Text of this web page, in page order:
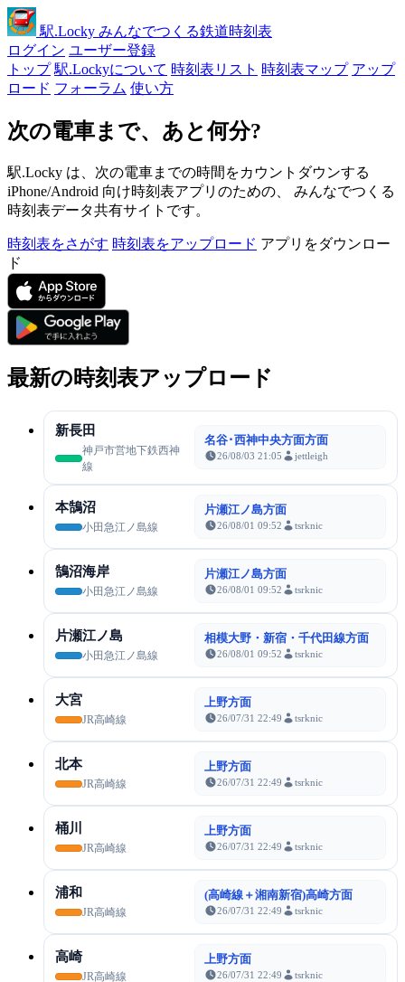
駅.Locky みんなでつくる鉄道時刻表
ログイン ユーザー登録
トップ 駅.Lockyについて 時刻表リスト 時刻表マップ アップ
ロード フォーラム 使い方
次の電車まで、あと何分?
駅.Locky は、次の電車までの時間をカウントダウンする
iPhone/Android 向け時刻表アプリのための、 みんなでつくる
時刻表データ共有サイトです。
時刻表をさがす 時刻表をアップロード アプリをダウンロー
ド
最新の時刻表アップロード
新長田
神戸市営地下鉄西神
線
名谷･西神中央方面方面
26/08/03 21:05 jettleigh
本鵠沼
小田急江ノ島線
片瀬江ノ島方面
26/08/01 09:52 tsrknic
鵠沼海岸
小田急江ノ島線
片瀬江ノ島方面
26/08/01 09:52 tsrknic
片瀬江ノ島
小田急江ノ島線
相模大野・新宿・千代田線方面
26/08/01 09:52 tsrknic
大宮
JR高崎線
上野方面
26/07/31 22:49 tsrknic
北本
JR高崎線
上野方面
26/07/31 22:49 tsrknic
桶川
JR高崎線
上野方面
26/07/31 22:49 tsrknic
浦和
JR高崎線
(高崎線＋湘南新宿)高崎方面
26/07/31 22:49 tsrknic
高崎
JR高崎線
上野方面
26/07/31 22:49 tsrknic